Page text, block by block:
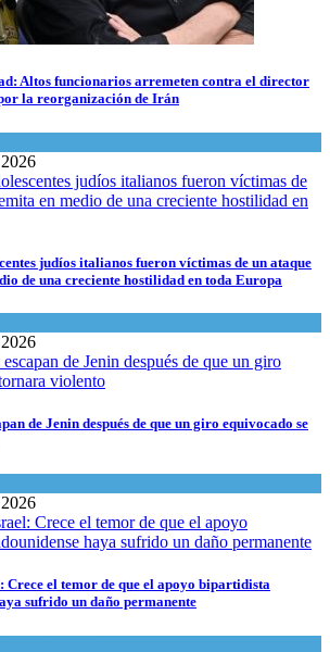
Altos funcionarios arremeten contra el director
la reorganización de Irán
judíos italianos fueron víctimas de un ataque
de una creciente hostilidad en toda Europa
de Jenin después de que un giro equivocado se
el temor de que el apoyo bipartidista
sufrido un daño permanente